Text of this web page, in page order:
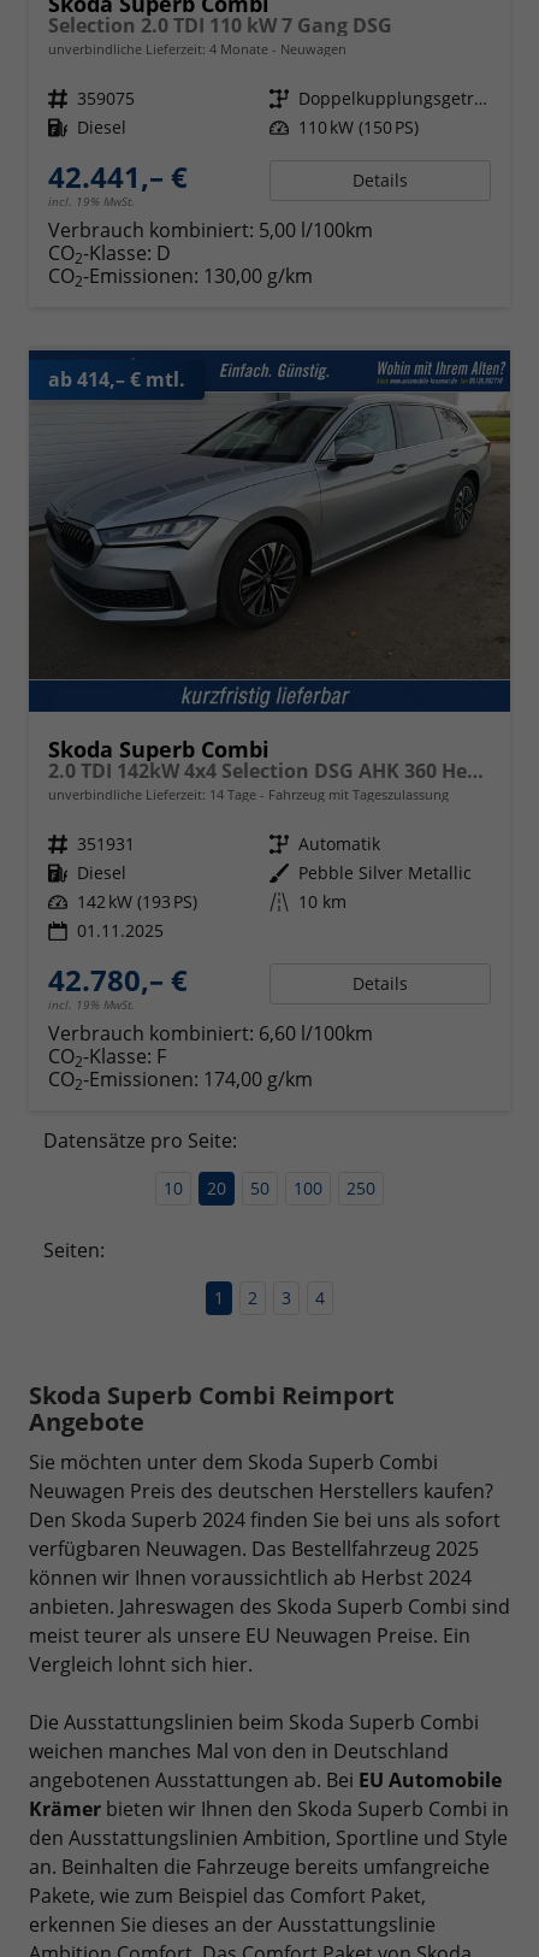
Selection 2.0 TDI 110 kW 7 Gang DSG
unverbindliche Lieferzeit: 4 Monate Neuwagen
Fahrzeugnr. 359075 Getriebe
Doppelkupplungsgetriebe (DSG)
Kraftstoff Diesel Leistung 110 kW (150 PS)
42.441,– €
incl. 19% MwSt.
Details
Verbrauch kombiniert: 5,00 l/100km
CO2-Klasse: D
CO2-Emissionen: 130,00 g/km
ab 414,– € mtl.
Skoda Superb Combi
2.0 TDI 142kW 4x4 Selection DSG AHK 360 Head Up Pano
unverbindliche Lieferzeit: 14 Tage Fahrzeug mit Tageszulassung
Fahrzeugnr. 351931 Getriebe Automatik
Kraftstoff Diesel Außenfarbe Pebble Silver Metallic
Leistung 142 kW (193 PS) Kilometerstand 10 km
01.11.2025
42.780,– €
incl. 19% MwSt.
Details
Verbrauch kombiniert: 6,60 l/100km
CO2-Klasse: F
CO2-Emissionen: 174,00 g/km
Datensätze pro Seite:
10 20 50 100 250
Seiten:
1 2 3 4
Skoda Superb Combi Reimport
Angebote
Sie möchten unter dem Skoda Superb Combi
Neuwagen Preis des deutschen Herstellers kaufen?
Den Skoda Superb 2024 finden Sie bei uns als sofort
verfügbaren Neuwagen. Das Bestellfahrzeug 2025
können wir Ihnen voraussichtlich ab Herbst 2024
anbieten. Jahreswagen des Skoda Superb Combi sind
meist teurer als unsere EU Neuwagen Preise. Ein
Vergleich lohnt sich hier.
Die Ausstattungslinien beim Skoda Superb Combi
weichen manches Mal von den in Deutschland
angebotenen Ausstattungen ab. Bei EU Automobile
Krämer bieten wir Ihnen den Skoda Superb Combi in
den Ausstattungslinien Ambition, Sportline und Style
an. Beinhalten die Fahrzeuge bereits umfangreiche
Pakete, wie zum Beispiel das Comfort Paket,
erkennen Sie dieses an der Ausstattungslinie